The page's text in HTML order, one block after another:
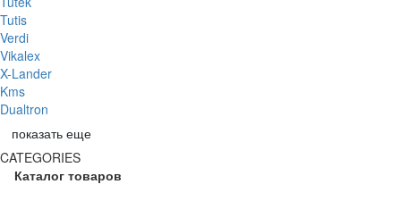
Tutis
Verdi
Vikalex
X-Lander
Kms
Dualtron
показать еще
CATEGORIES
Каталог товаров